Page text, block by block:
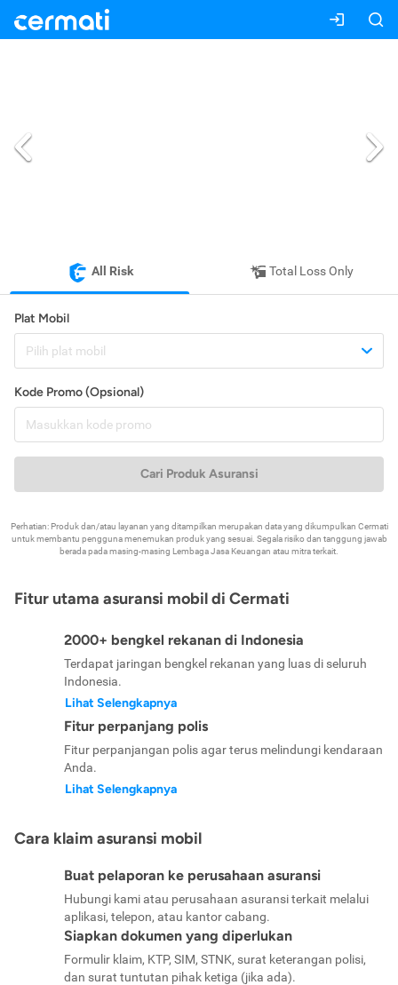
All Risk Total Loss Only
Plat Mobil
Pilih plat mobil
Kode Promo (Opsional)
Cari Produk Asuransi
Perhatian: Produk dan/atau layanan yang ditampilkan merupakan data yang dikumpulkan Cermati
untuk membantu pengguna menemukan produk yang sesuai. Segala risiko dan tanggung jawab
berada pada masing-masing Lembaga Jasa Keuangan atau mitra terkait.
Fitur utama asuransi mobil di Cermati
2000+ bengkel rekanan di Indonesia
Terdapat jaringan bengkel rekanan yang luas di seluruh
Indonesia.
Lihat Selengkapnya
Fitur perpanjang polis
Fitur perpanjangan polis agar terus melindungi kendaraan
Anda.
Lihat Selengkapnya
Cara klaim asuransi mobil
Buat pelaporan ke perusahaan asuransi
Hubungi kami atau perusahaan asuransi terkait melalui
aplikasi, telepon, atau kantor cabang.
Siapkan dokumen yang diperlukan
Formulir klaim, KTP, SIM, STNK, surat keterangan polisi,
dan surat tuntutan pihak ketiga (jika ada).